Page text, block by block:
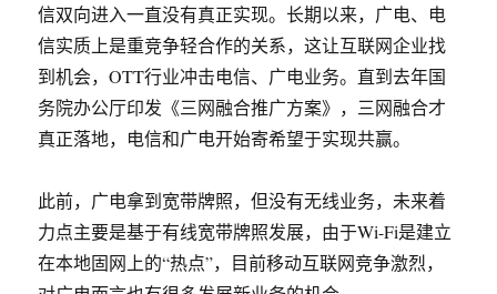
信双向进入一直没有真正实现。长期以来，广电、电
信实质上是重竞争轻合作的关系，这让互联网企业找
到机会，OTT行业冲击电信、广电业务。直到去年国
务院办公厅印发《三网融合推广方案》，三网融合才
真正落地，电信和广电开始寄希望于实现共赢。
此前，广电拿到宽带牌照，但没有无线业务，未来着
力点主要是基于有线宽带牌照发展，由于Wi-Fi是建立
在本地固网上的“热点”，目前移动互联网竞争激烈，